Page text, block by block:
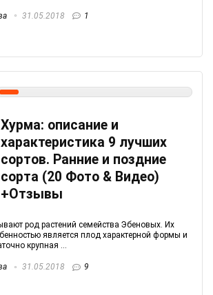
31.05.2018 1
Хурма: описание и
характеристика 9 лучших
сортов. Ранние и поздние
сорта (20 Фото & Видео)
+Отзывы
род растений семейства Эбеновых. Их
является плод характерной формы и
крупная ...
31.05.2018 9